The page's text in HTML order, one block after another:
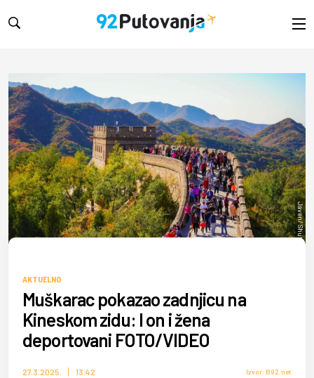
Javen/ Shutterstock
AKTUELNO
Muškarac pokazao zadnjicu na
Kineskom zidu: I on i žena
deportovani FOTO/VIDEO
27.3.2025. 13:42 Izvor: B92.net